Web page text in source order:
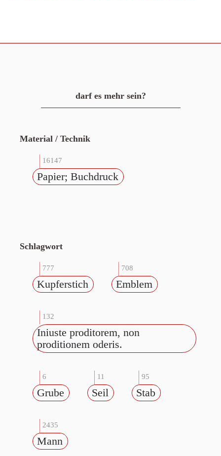
darf es mehr sein?
Material / Technik
16147
Papier; Buchdruck
Schlagwort
777
Kupferstich
708
Emblem
132
Iniuste proditorem, non
proditionem oderis.
6
Grube
11
Seil
95
Stab
2435
Mann